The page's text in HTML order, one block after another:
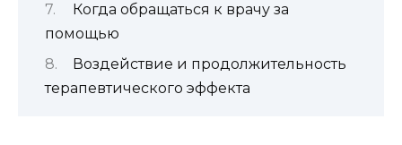
Когда обращаться к врачу за
помощью
Воздействие и продолжительность
терапевтического эффекта